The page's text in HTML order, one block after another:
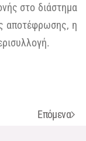
στο διάστημα
αποτέφρωσης, η
Επόμενα